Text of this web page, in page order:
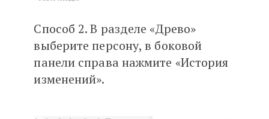
Способ 2. В разделе «Древо»
выберите персону, в боковой
панели справа нажмите «История
изменений».